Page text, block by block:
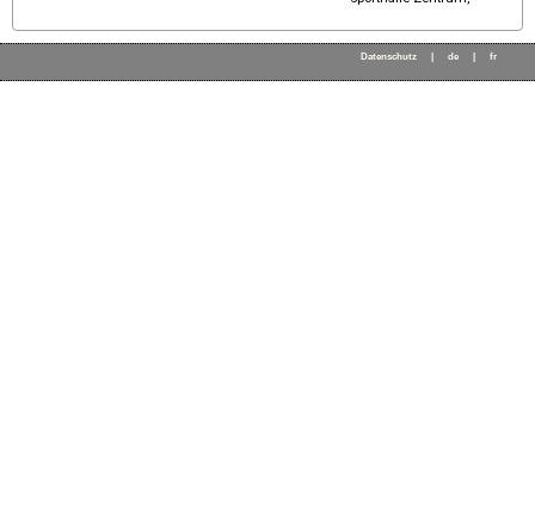
Datenschutz de fr